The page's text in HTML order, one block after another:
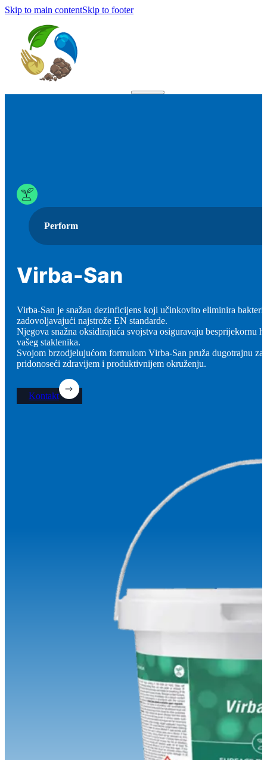
Skip to main contentSkip to footer
Perform
Virba-San
Virba-San je snažan dezinficijens koji učinkovito eliminira
zadovoljavajući najstrože EN standarde.
Njegova snažna oksidirajuća svojstva osiguravaju besprijekornu
vašeg staklenika.
Svojom brzodjelujućom formulom Virba-San pruža dugotrajnu
pridonoseći zdravijem i produktivnijem okruženju.
Kontakt